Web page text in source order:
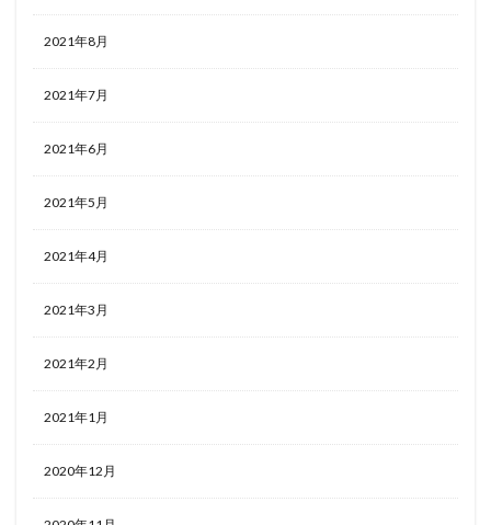
2021年8月
2021年7月
2021年6月
2021年5月
2021年4月
2021年3月
2021年2月
2021年1月
2020年12月